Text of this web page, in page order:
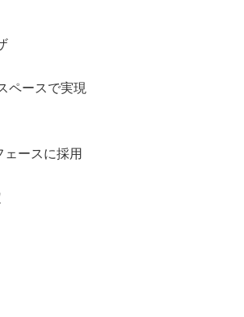
ペースで実現
ースに採用